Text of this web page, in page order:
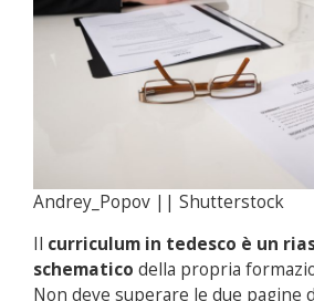
Andrey_Popov || Shutterstock
Il curriculum in tedesco è un
schematico della propria
Non deve superare le due pagine